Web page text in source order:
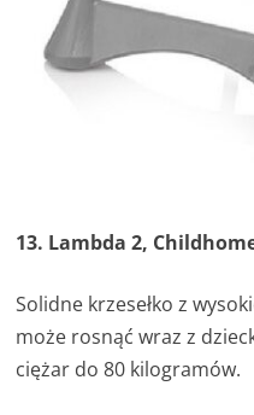
13. Lambda 2,
Solidne krzesełko z
może rosnąć wraz z
ciężar do 80 kilogramów.